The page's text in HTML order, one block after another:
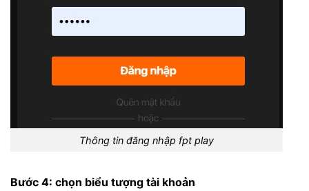
Thông tin đăng nhập fpt play
Bước 4: chọn biểu tượng tài khoản